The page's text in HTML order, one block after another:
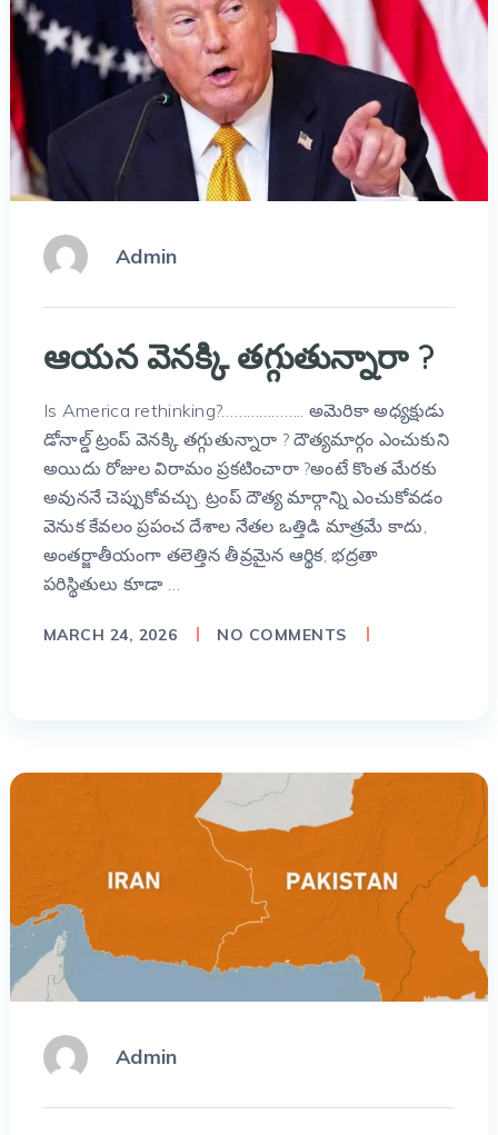
Admin
ఆయన వెనక్కి తగ్గుతున్నారా ?
Is America rethinking?……………….. అమెరికా అధ్యక్షుడు
డోనాల్డ్ ట్రంప్ వెనక్కి తగ్గుతున్నారా ? దౌత్యమార్గం ఎంచుకుని
అయిదు రోజుల విరామం ప్రకటించారా ?అంటే కొంత మేరకు
అవుననే చెప్పుకోవచ్చు. ట్రంప్ దౌత్య మార్గాన్ని ఎంచుకోవడం
వెనుక కేవలం ప్రపంచ దేశాల నేతల ఒత్తిడి మాత్రమే కాదు,
అంతర్జాతీయంగా తలెత్తిన తీవ్రమైన ఆర్థిక, భద్రతా
పరిస్థితులు కూడా …
MARCH 24, 2026 NO COMMENTS
Admin